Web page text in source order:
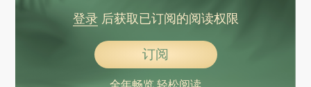
登录后获取已订阅的阅读权限
订阅
全年畅览 轻松阅读